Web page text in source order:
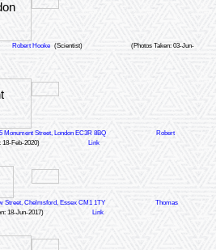
Robert Hooke (Scientist)
(Photos Taken: 03-Jun-
Monument Street, London EC3R 8BQ
Robert
18-Feb-2020) Link
Street, Chelmsford, Essex CM1 1TY
Thomas
18-Jun-2017) Link